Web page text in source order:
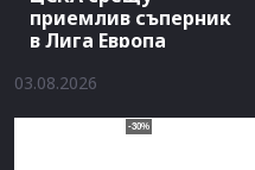
приемлив съперник
в Лига Европа
03.08.2026